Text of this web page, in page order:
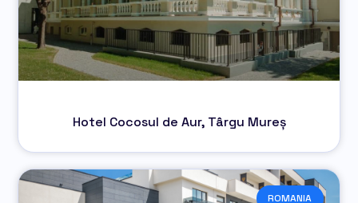
Hotel Cocosul de Aur, Târgu Mureș
ROMANIA